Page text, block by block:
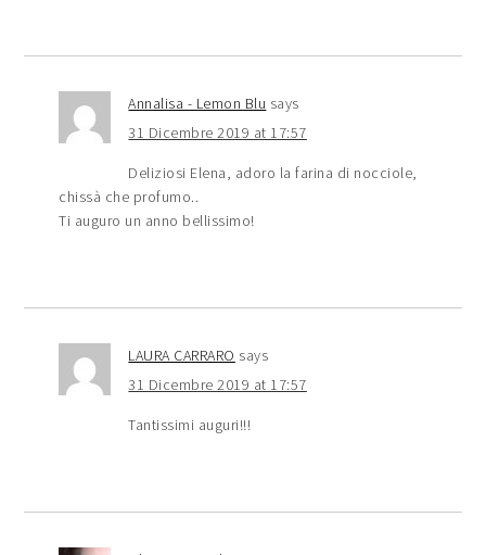
Annalisa - Lemon Blu says
31 Dicembre 2019 at 17:57
Deliziosi Elena, adoro la farina di nocciole,
chissà che profumo..
Ti auguro un anno bellissimo!
LAURA CARRARO says
31 Dicembre 2019 at 17:57
Tantissimi auguri!!!